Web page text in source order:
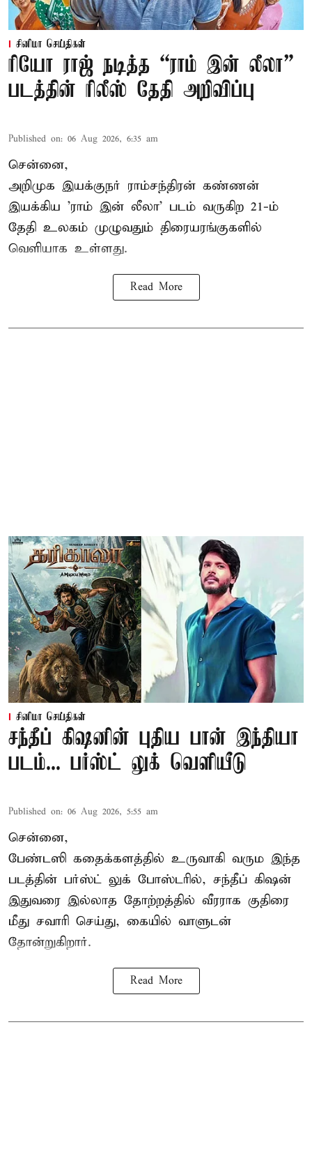
சினிமா செய்திகள்
ரியோ ராஜ் நடித்த “ராம் இன் லீலா”
படத்தின் ரிலீஸ் தேதி அறிவிப்பு
Published on: 06 Aug 2026, 6:35 am
சென்னை,
அறிமுக இயக்குநர் ராம்சந்திரன் கண்ணன்
இயக்கிய 'ராம் இன் லீலா' படம் வருகிற 21-ம்
தேதி உலகம் முழுவதும் திரையரங்குகளில்
வெளியாக உள்ளது.
Read More
சினிமா செய்திகள்
சந்தீப் கிஷனின் புதிய பான் இந்தியா
படம்... பர்ஸ்ட் லுக் வெளியீடு
Published on: 06 Aug 2026, 5:55 am
சென்னை,
பேண்டஸி கதைக்களத்தில் உருவாகி வரும இந்த
படத்தின் பர்ஸ்ட் லுக் போஸ்டரில், சந்தீப் கிஷன்
இதுவரை இல்லாத தோற்றத்தில் வீரராக குதிரை
மீது சவாரி செய்து, கையில் வாளுடன்
தோன்றுகிறார்.
Read More